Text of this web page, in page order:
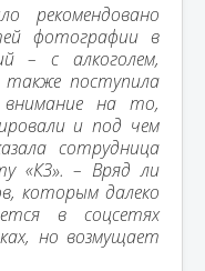
рекомендовано
фотографии в
– с алкоголем,
поступила
внимание на то,
и под чем
сотрудница
«КЗ». – Вряд ли
которым далеко
в соцсетях
но возмущает